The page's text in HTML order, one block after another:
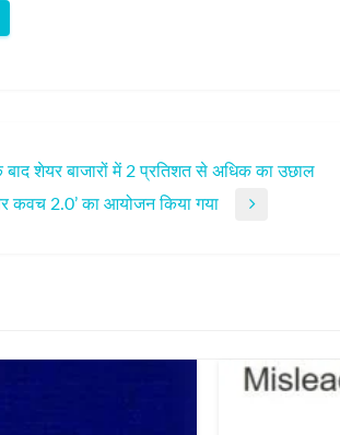
बाद शेयर बाजारों में 2 प्रतिशत से अधिक का उछाल
कवच 2.0’ का आयोजन किया गया